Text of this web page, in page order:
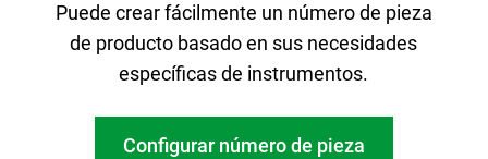
Puede crear fácilmente un número de pieza
de producto basado en sus necesidades
específicas de instrumentos.
Configurar número de pieza